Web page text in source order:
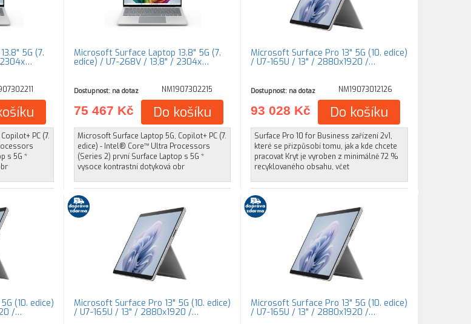
5G (7.
PC (7.
s 5G *
Microsoft Surface Laptop 13.8" 5G (7.
edice) / U7-268V / 13,8" / 2304x…
Dostupnost: na dotaz NM1907302215
75 467 Kč Do košíku
Microsoft Surface Laptop 5G, Copilot+ PC (7.
edice) - Intel® Core™ Ultra Processors
(Series 2) první Surface Laptop s 5G *
vysoce kontrastní dotyková obr
Microsoft Surface Pro 13" 5G (10. edice)
/ U7-165U / 13" / 2880x1920 /…
Dostupnost: na dotaz NM19073012126
93 028 Kč Do košíku
Surface Pro 10 for Business zařízení 2v1,
které se přizpůsobí tomu, jak a kde chcete
pracovat Kryt je vyroben z minimálně 72 %
recyklovaného obsahu, včet
(10. edice)
/…
Microsoft Surface Pro 13" 5G (10. edice)
/ U7-165U / 13" / 2880x1920 /…
Microsoft Surface Pro 13" 5G (10. edice)
/ U7-165U / 13" / 2880x1920 /…